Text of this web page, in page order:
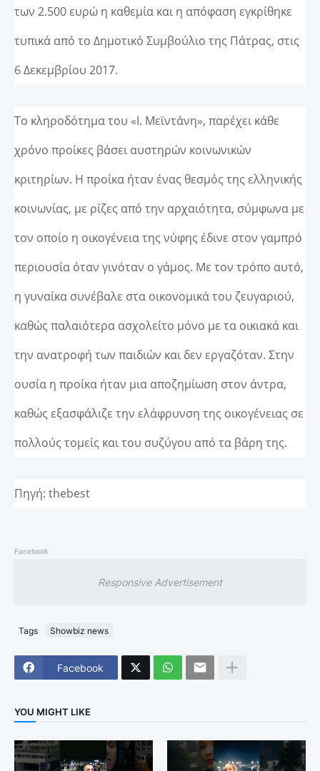
των 2.500 ευρώ η καθεμία και η απόφαση εγκρίθηκε
τυπικά από το Δημοτικό Συμβούλιο της Πάτρας, στις
6 Δεκεμβρίου 2017.
Το κληροδότημα του «Ι. Μεϊντάνη», παρέχει κάθε
χρόνο προίκες βάσει αυστηρών κοινωνικών
κριτηρίων. Η προίκα ήταν ένας θεσμός της ελληνικής
κοινωνίας, με ρίζες από την αρχαιότητα, σύμφωνα με
τον οποίο η οικογένεια της νύφης έδινε στον γαμπρό
περιουσία όταν γινόταν ο γάμος. Με τον τρόπο αυτό,
η γυναίκα συνέβαλε στα οικονομικά του ζευγαριού,
καθώς παλαιότερα ασχολείτο μόνο με τα οικιακά και
την ανατροφή των παιδιών και δεν εργαζόταν. Στην
ουσία η προίκα ήταν μια αποζημίωση στον άντρα,
καθώς εξασφάλιζε την ελάφρυνση της οικογένειας σε
πολλούς τομείς και του συζύγου από τα βάρη της.
Πηγή: thebest
Facebook
Responsive Advertisement
Tags Showbiz news
Facebook
YOU MIGHT LIKE